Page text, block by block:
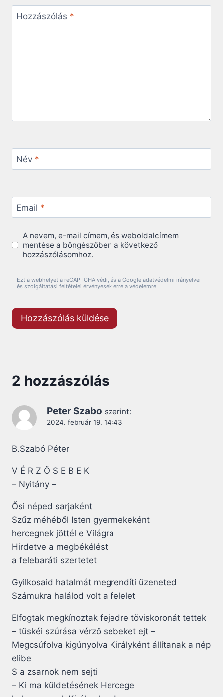
Hozzászólás *
Név *
Email *
A nevem, e-mail címem, és weboldalcímem
mentése a böngészőben a következő
hozzászólásomhoz.
Ezt a webhelyet a reCAPTCHA védi, és a Google adatvédelmi irányelvei
és szolgáltatási feltételei érvényesek erre a védelemre.
2 hozzászólás
Peter Szabo szerint:
2024. február 19. 14:43
B.Szabó Péter
V É R Z Ő S E B E K
– Nyitány –
Ősi néped sarjaként
Szűz méhéből Isten gyermekeként
hercegnek jöttél e Világra
Hirdetve a megbékélést
a felebaráti szertetet
Gyilkosaid hatalmát megrendíti üzeneted
Számukra halálod volt a felelet
Elfogtak megkínoztak fejedre töviskoronát tettek
– tüskéi szúrása vérző sebeket ejt –
Megcsúfolva kigúnyolva Királyként állítanak a nép
elibe
S a zsarnok nem sejti
– Ki ma küldetésének Hercege